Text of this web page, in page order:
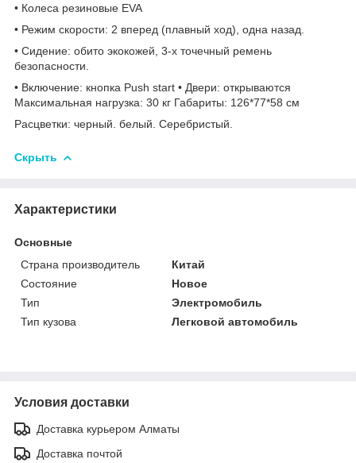
• Колеса резиновые EVA
• Режим скорости: 2 вперед (плавный ход), одна назад.
• Сидение: обито экокожей, 3-х точечный ремень
безопасности.
• Включение: кнопка Push start • Двери: открываются
Максимальная нагрузка: 30 кг Габариты: 126*77*58 см
Расцветки: черный. белый. Серебристый.
Скрыть
Характеристики
Основные
Страна производитель
Китай
Состояние
Новое
Тип
Электромобиль
Тип кузова
Легковой автомобиль
Условия доставки
Доставка курьером Алматы
Доставка почтой